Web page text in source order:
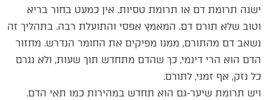
ישנה תרומת דם או תרומת טסיות. אין כמעט בחור בריא
וטוב שלא תורם דם. המאמץ אפסי והתועלת רבה. בתהליך זה
נשאב דם מהתורם, ממנו מפיקים את החומר הנדרש. מחזור
הדם הוא הרי דינמי, כך שהדם מתחדש תוך שעות, ולא נגרם
כל נזק, אף זמני, לתורם.
ויש תרומת שיער-גם הוא תחדש במהירות כמו תאי הדם.